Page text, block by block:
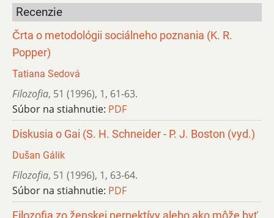
Recenzie
Črta o metodológii sociálneho poznania (K. R.
Popper)
Tatiana Sedová
Filozofia, 51 (1996), 1, 61-63.
Súbor na stiahnutie: PDF
Diskusia o Gai (S. H. Schneider - P. J. Boston (vyd.)
Dušan Gálik
Filozofia, 51 (1996), 1, 63-64.
Súbor na stiahnutie: PDF